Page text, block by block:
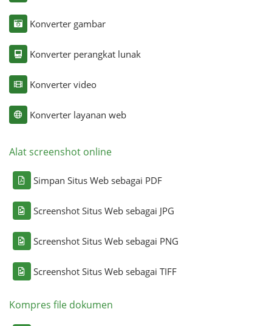
Konverter gambar
Konverter perangkat lunak
Konverter video
Konverter layanan web
Alat screenshot online
Simpan Situs Web sebagai PDF
Screenshot Situs Web sebagai JPG
Screenshot Situs Web sebagai PNG
Screenshot Situs Web sebagai TIFF
Kompres file dokumen